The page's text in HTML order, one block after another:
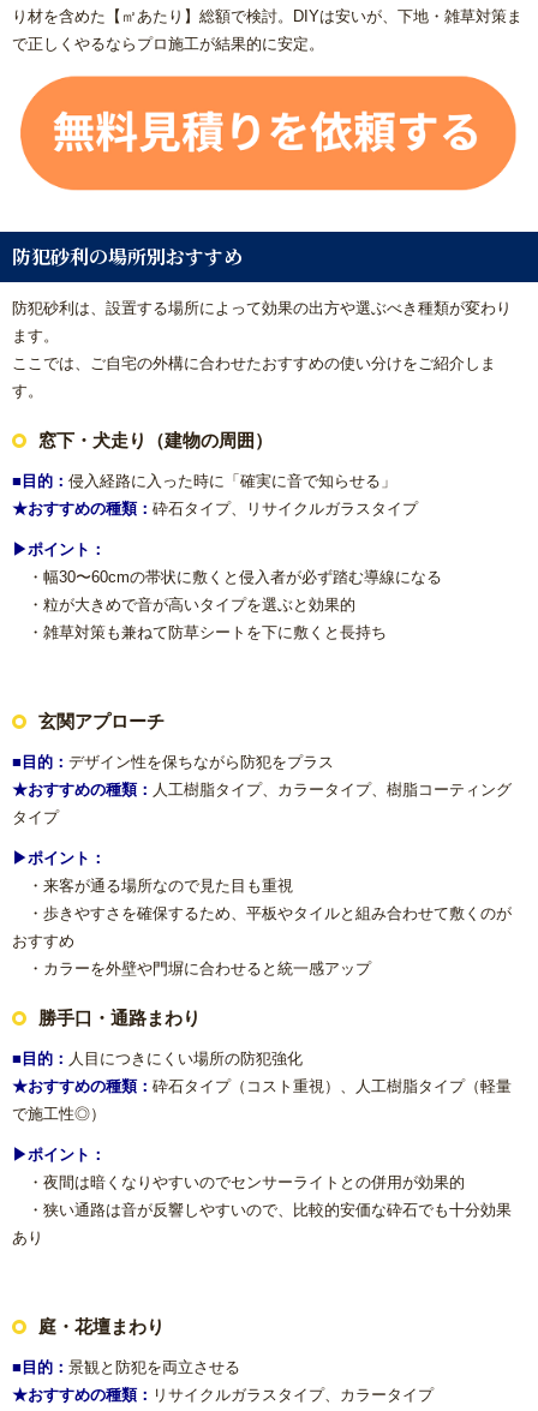
り材を含めた【㎡あたり】総額で検討。DIYは安いが、下地・雑草対策ま
で正しくやるならプロ施工が結果的に安定。
防犯砂利の場所別おすすめ
防犯砂利は、設置する場所によって効果の出方や選ぶべき種類が変わり
ます。
ここでは、ご自宅の外構に合わせたおすすめの使い分けをご紹介しま
す。
窓下・犬走り（建物の周囲）
■目的： 侵入経路に入った時に「確実に音で知らせる」
★おすすめの種類： 砕石タイプ、リサイクルガラスタイプ
▶ポイント：
・幅30〜60cmの帯状に敷くと侵入者が必ず踏む導線になる
・粒が大きめで音が高いタイプを選ぶと効果的
・雑草対策も兼ねて防草シートを下に敷くと長持ち
玄関アプローチ
■目的： デザイン性を保ちながら防犯をプラス
★おすすめの種類： 人工樹脂タイプ、カラータイプ、樹脂コーティング
タイプ
▶ポイント：
・来客が通る場所なので見た目も重視
・歩きやすさを確保するため、平板やタイルと組み合わせて敷くのが
おすすめ
・カラーを外壁や門塀に合わせると統一感アップ
勝手口・通路まわり
■目的： 人目につきにくい場所の防犯強化
★おすすめの種類： 砕石タイプ（コスト重視）、人工樹脂タイプ（軽量
で施工性◎）
▶ポイント：
・夜間は暗くなりやすいのでセンサーライトとの併用が効果的
・狭い通路は音が反響しやすいので、比較的安価な砕石でも十分効果
あり
庭・花壇まわり
■目的： 景観と防犯を両立させる
★おすすめの種類： リサイクルガラスタイプ、カラータイプ